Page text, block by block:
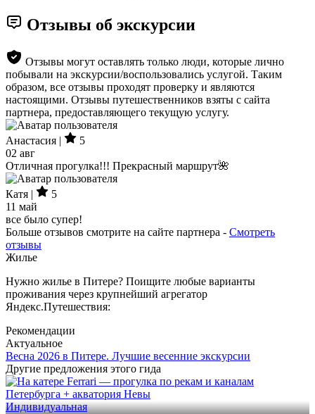
Отзывы об экскурсии
Отзывы могут оставлять только люди, которые лично
побывали на экскурсии/воспользовались услугой. Таким
образом, все отзывы проходят проверку и являются
настоящими. Отзывы путешественников взяты с сайта
партнера, предоставляющего текущую услугу.
Анастасия |
5
02 авг
Отличная прогулка!!! Прекрасный маршрут🌺
Катя |
5
11 май
все было супер!
Больше отзывов смотрите на сайте партнера - Смотреть
отзывы
Жилье
Нужно жилье в Питере? Поищите любые варианты
проживания через крупнейший агрегатор
Яндекс.Путешествия:
Рекомендации
Актуальное
Весна 2026 в Питере. Лучшие весенние экскурсии
Другие предложения этого гида
Индивидуальная